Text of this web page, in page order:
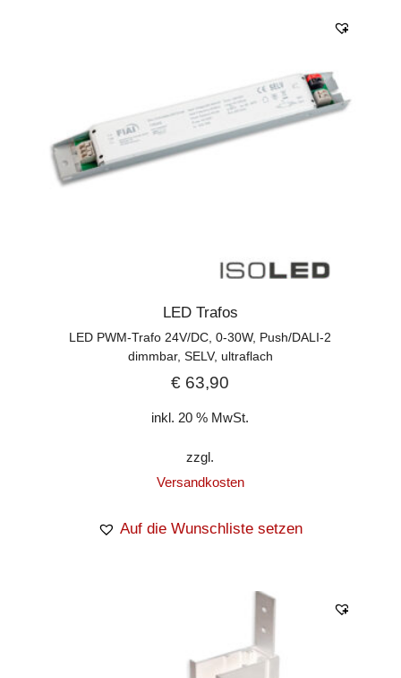
LED Trafos
LED PWM-Trafo 24V/DC, 0-30W, Push/DALI-2
dimmbar, SELV, ultraflach
€ 63,90
inkl. 20 % MwSt.
zzgl.
Versandkosten
Auf die Wunschliste setzen